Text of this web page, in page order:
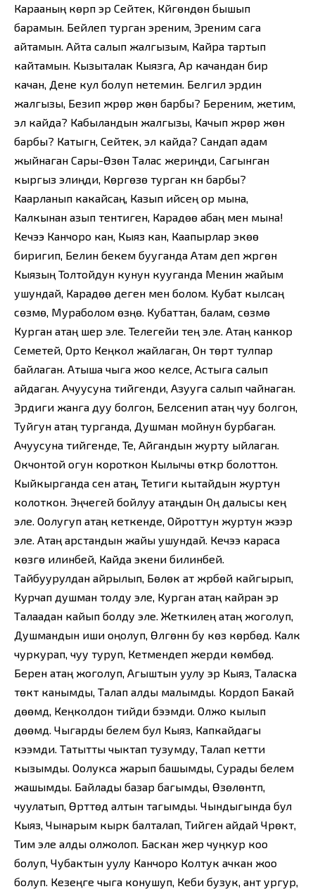
Карааның көрүп эр Сейтек, Күйгөндөн бышып
барамын. Бейлеп турган эреним, Эреним сага
айтамын. Айта салып жалгызым, Кайра тартып
кайтамын. Кызыталак Кыязга, Ар качандан бир
качан, Дене кул болуп нетемин. Белгилүү эрдин
жалгызы, Безип жүрөр жөн барбы? Береним, жетим,
эл кайда? Кабыландын жалгызы, Качып жүрөр жөн
барбы? Катыгүн, Сейтек, эл кайда? Сандап адам
жыйнаган Сары-Өзөн Талас жериңди, Сагынган
кыргыз элиңди, Көргөзө турган күн барбы?
Каарланып какайсаң, Казып ийсең ор мына,
Калкынан азып тентиген, Карадөө абаң мен мына!
Кечээ Канчоро кан, Кыяз кан, Каапырлар экөө
биригип, Белин бекем бууганда Атам деп жүргөн
Кыязың Толтойдун кунун кууганда Менин жайым
ушундай, Карадөө деген мен болом. Кубат кылсаң
сөзүмө, Мураболом өзүңө. Кубаттан, балам, сөзүмө
Курган атаң шер эле. Телегейи тең эле. Атаң канкор
Семетей, Орто Кеңкол жайлаган, Он төрт тулпар
байлаган. Атыша чыга жоо келсе, Астыга салып
айдаган. Ачуусуна тийгенди, Азууга салып чайнаган.
Эрдиги жанга дуу болгон, Белсенип атаң чуу болгон,
Туйгун атаң турганда, Душман мойнун бурбаган.
Ачуусуна тийгенде, Те, Айгандын журту ыйлаган.
Окчонтой огун короткон Кылычы өткүр болоттон.
Кыйкырганда сен атаң, Тетиги кытайдын журтун
колоткон. Эңчегей бойлуу атаңдын Оң далысы кең
эле. Оолугуп атаң кеткенде, Ойроттун журтун жээр
эле. Атаң арстандын жайы ушундай. Кечээ караса
көзгө илинбей, Кайда экени билинбей.
Тайбуурулдан айрылып, Бөлөк ат жүрбөй кайгырып,
Курчап душман толду эле, Курган атаң кайран эр
Талаадан кайып болду эле. Жеткилең атаң жоголуп,
Душмандын иши оңолуп, Өлгөнүн бу көз көрбөдү. Калк
чуркурап, чуу туруп, Кетмендеп жерди көмбөдү.
Берен атаң жоголуп, Агыштын уулу эр Кыяз, Таласка
төктү канымды, Талап алды малымды. Кордоп Бакай
дөөмдү, Кеңколдон тийди бээмди. Олжо кылып
дөөмдү. Чыгарды белем бул Кыяз, Капкайдагы
кээмди. Татытты чыктап тузумду, Талап кетти
кызымды. Оолукса жарып башымды, Сурады белем
жашымды. Байлады базар багымды, Өзөлөнтүп,
чуулатып, Өрттөдү алтын тагымды. Чындыгында бул
Кыяз, Чынарым кырк балталап, Тийген айдай Чүрөктү,
Тим эле алды олжолоп. Баскан жер чуңкур коо
болуп, Чубактын уулу Канчоро Колтук ачкан жоо
болуп. Кезеңге чыга конушуп, Кеби бузук, ант ургур,